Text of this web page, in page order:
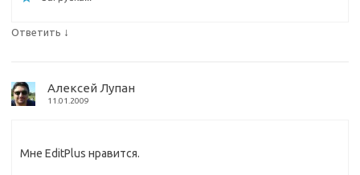
Ответить ↓
Алексей Лупан
11.01.2009
Мне EditPlus нравится.